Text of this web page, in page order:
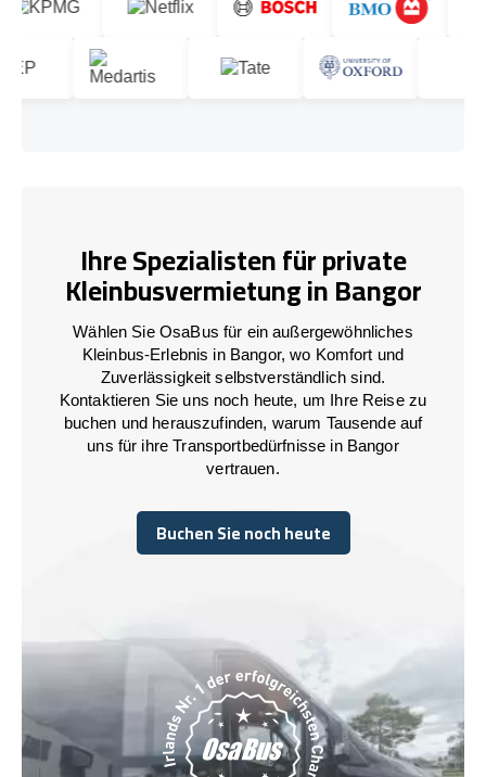
Ihre Spezialisten für private
Kleinbusvermietung in Bangor
Wählen Sie OsaBus für ein außergewöhnliches
Kleinbus-Erlebnis in Bangor, wo Komfort und
Zuverlässigkeit selbstverständlich sind.
Kontaktieren Sie uns noch heute, um Ihre Reise zu
buchen und herauszufinden, warum Tausende auf
uns für ihre Transportbedürfnisse in Bangor
vertrauen.
Buchen Sie noch heute
Buchen Sie noch heute